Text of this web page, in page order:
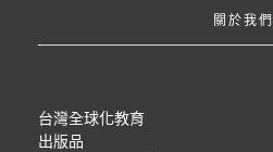
關於我們
台灣全球化教育
出版品